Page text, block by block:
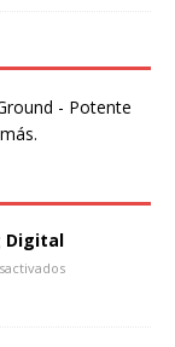
Digital